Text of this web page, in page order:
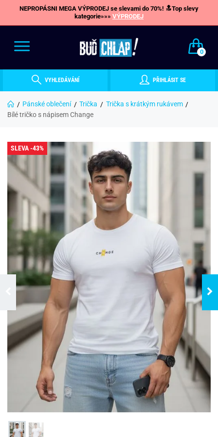
NEPROPÁSNI MEGA VÝPRODEJ se slevami do 70%! 🔝Top slevy
kategorie»»» VÝPRODEJ
0
VYHLEDÁVÁNÍ PŘIHLÁSIT SE
Pánské oblečení Trička
Trička s krátkým rukávem
Bílé tričko s nápisem Change
SLEVA -43%